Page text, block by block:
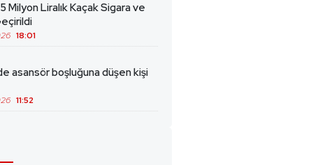
Milyon Liralık Kaçak Sigara ve
18:01
asansör boşluğuna düşen kişi
11:52